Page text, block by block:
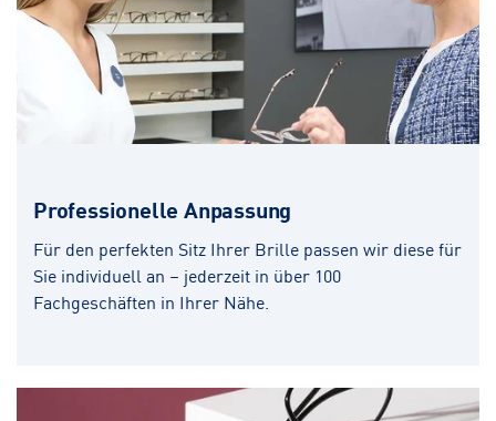
Professionelle Anpassung
Für den perfekten Sitz Ihrer Brille passen wir diese für
Sie individuell an – jederzeit in über 100
Fachgeschäften in Ihrer Nähe.